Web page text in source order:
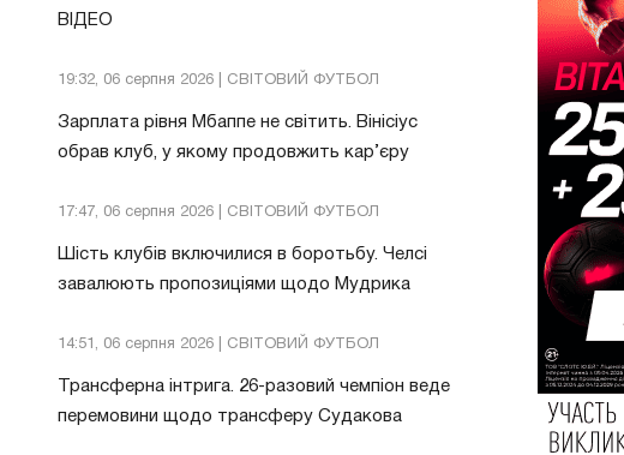
ВІДЕО
19:32, 06 серпня 2026 | СВІТОВИЙ ФУТБОЛ
Зарплата рівня Мбаппе не світить. Вінісіус
обрав клуб, у якому продовжить кар’єру
17:47, 06 серпня 2026 | СВІТОВИЙ ФУТБОЛ
Шість клубів включилися в боротьбу. Челсі
завалюють пропозиціями щодо Мудрика
14:51, 06 серпня 2026 | СВІТОВИЙ ФУТБОЛ
Трансферна інтрига. 26-разовий чемпіон веде
перемовини щодо трансферу Судакова